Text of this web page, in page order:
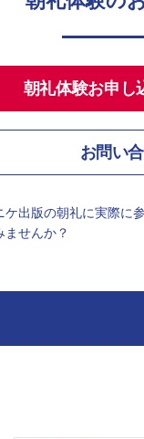
朝礼体験お申し
お問い
ケ出版の朝礼に実際に
ませんか？